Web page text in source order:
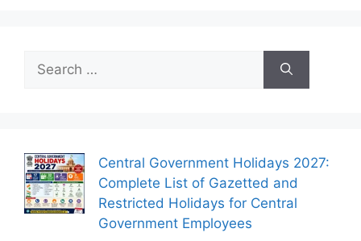
for:
Central Government Holidays 2027:
Complete List of Gazetted and
Restricted Holidays for Central
Government Employees